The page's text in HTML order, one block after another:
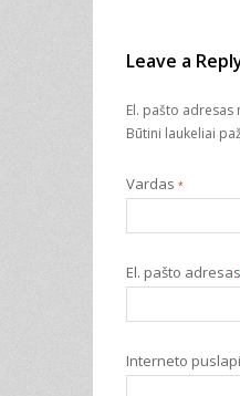
Leave a
El. pašto adresas
Būtini laukeliai
Vardas *
El. pašto adresas
Interneto